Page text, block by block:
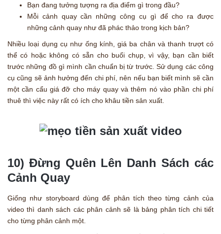
Bạn đang tưởng tượng ra địa điểm gì trong đầu?
Mỗi cảnh quay cần những công cụ gì để cho ra được
những cảnh quay như đã phác thảo trong kịch bản?
Nhiều loại dụng cụ như ống kính, giá ba chân và thanh trượt có
thể có hoặc không có sẵn cho buổi chụp, vì vậy, bạn cần biết
trước những đồ gì mình cần chuẩn bị từ trước. Sử dụng các công
cụ cũng sẽ ảnh hưởng đến chi phí, nên nếu bạn biết mình sẽ cần
một cần cẩu giá đỡ cho máy quay và thêm nó vào phần chi phí
thuê thì việc này rất có ích cho khâu tiền sản xuất.
10) Đừng Quên Lên Danh Sách các
Cảnh Quay
Giống như storyboard dùng để phân tích theo từng cảnh của
video thì danh sách các phân cảnh sẽ là bảng phân tích chi tiết
cho từng phân cảnh một.